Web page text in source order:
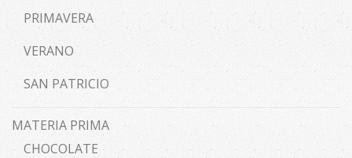
PRIMAVERA
VERANO
SAN PATRICIO
MATERIA PRIMA
CHOCOLATE